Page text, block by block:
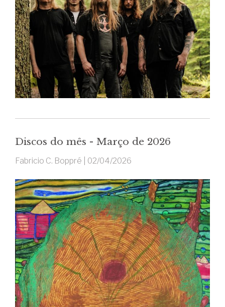
Discos do mês - Março de 2026
Fabricio C. Boppré | 02/04/2026